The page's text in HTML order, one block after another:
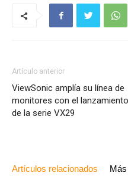
Artículo anterior
ViewSonic amplía su línea de
monitores con el lanzamiento
de la serie VX29
Artículos relacionados